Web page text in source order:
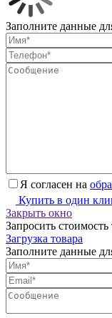
Заполните данные
Я согласен на
Купить в один
Закрыть окно
Запросить стоимость
Загрузка товара
Заполните данные